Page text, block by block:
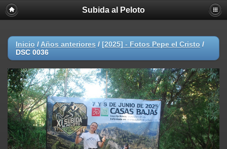
Subida al Peloto
Inicio / Años anteriores / [2025] - Fotos Pepe el Cristo /
DSC 0036